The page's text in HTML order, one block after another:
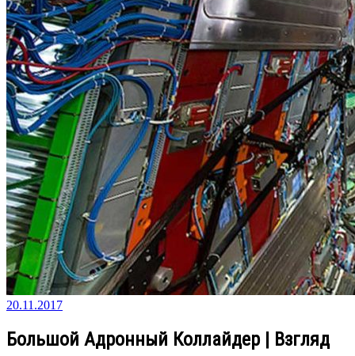
20.11.2017
Большой Адронный Коллайдер | Взгляд